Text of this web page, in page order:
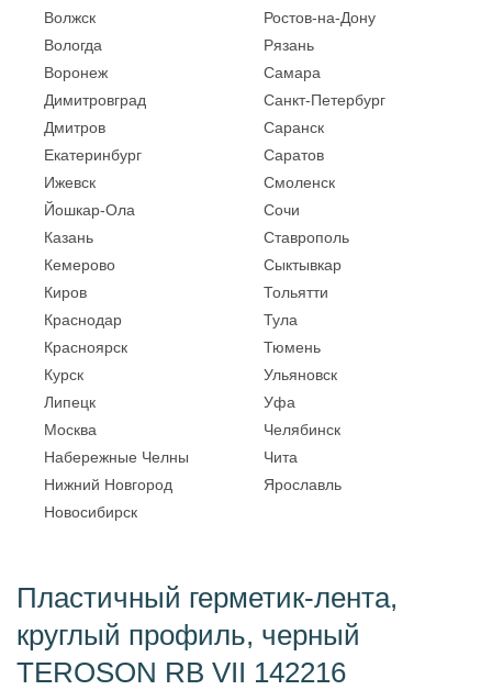
Волжск
Вологда
Воронеж
Димитровград
Дмитров
Екатеринбург
Ижевск
Йошкар-Ола
Казань
Кемерово
Киров
Краснодар
Красноярск
Курск
Липецк
Москва
Набережные Челны
Нижний Новгород
Новосибирск
Ростов-на-Дону
Рязань
Самара
Санкт-Петербург
Саранск
Саратов
Смоленск
Сочи
Ставрополь
Сыктывкар
Тольятти
Тула
Тюмень
Ульяновск
Уфа
Челябинск
Чита
Ярославль
Пластичный герметик-лента,
круглый профиль, черный
TEROSON RB VII 142216